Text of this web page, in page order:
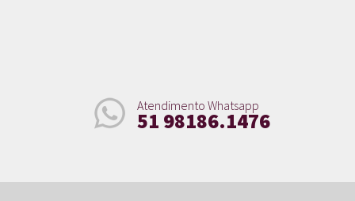
Atendimento Whatsapp
51 98186.1476